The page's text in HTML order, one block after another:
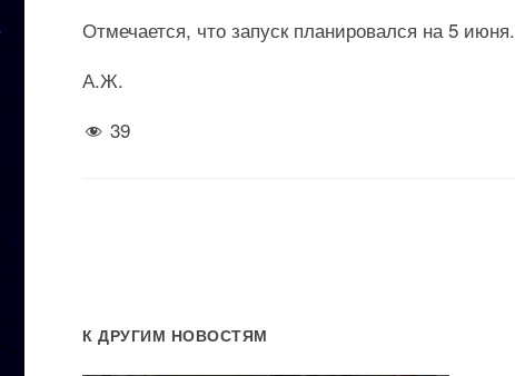
Отмечается, что запуск планировался на 5 июня.
А.Ж.
39
К ДРУГИМ НОВОСТЯМ